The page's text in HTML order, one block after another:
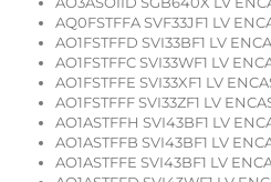
AQ0FSTFFA SVF33JF1 LV
AO1FSTFFD SVI33BF1 LV
AO1FSTFFC SVI33WF1 LV
AO1FSTFFE SVI33XF1 LV
AO1FSTFFF SVI33ZF1 LV
AO1ASTFFH SVI43BF1 LV
AO1ASTFFB SVI43BF1 LV
AO1ASTFFE SVI43BF1 LV